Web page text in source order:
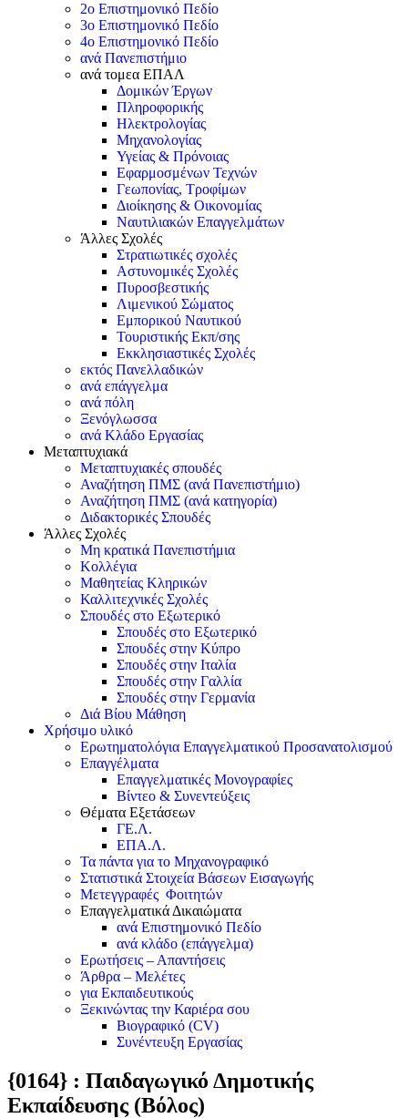
2ο Επιστημονικό Πεδίο
3ο Επιστημονικό Πεδίο
4ο Επιστημονικό Πεδίο
ανά Πανεπιστήμιο
ανά τομεα ΕΠΑΛ
Δομικών Έργων
Πληροφορικής
Ηλεκτρολογίας
Μηχανολογίας
Υγείας & Πρόνοιας
Εφαρμοσμένων Τεχνών
Γεωπονίας, Τροφίμων
Διοίκησης & Οικονομίας
Ναυτιλιακών Επαγγελμάτων
Άλλες Σχολές
Στρατιωτικές σχολές
Αστυνομικές Σχολές
Πυροσβεστικής
Λιμενικού Σώματος
Εμπορικού Ναυτικού
Τουριστικής Εκπ/σης
Εκκλησιαστικές Σχολές
εκτός Πανελλαδικών
ανά επάγγελμα
ανά πόλη
Ξενόγλωσσα
ανά Κλάδο Εργασίας
Μεταπτυχιακά
Μεταπτυχιακές σπουδές
Αναζήτηση ΠΜΣ (ανά Πανεπιστήμιο)
Αναζήτηση ΠΜΣ (ανά κατηγορία)
Διδακτορικές Σπουδές
Άλλες Σχολές
Μη κρατικά Πανεπιστήμια
Κολλέγια
Μαθητείας Κληρικών
Καλλιτεχνικές Σχολές
Σπουδές στο Εξωτερικό
Σπουδές στο Εξωτερικό
Σπουδές στην Κύπρο
Σπουδές στην Ιταλία
Σπουδές στην Γαλλία
Σπουδές στην Γερμανία
Διά Βίου Μάθηση
Χρήσιμο υλικό
Ερωτηματολόγια Επαγγελματικού Προσανατολισμού
Επαγγέλματα
Επαγγελματικές Μονογραφίες
Βίντεο & Συνεντεύξεις
Θέματα Εξετάσεων
ΓΕ.Λ.
ΕΠΑ.Λ.
Τα πάντα για το Μηχανογραφικό
Στατιστικά Στοιχεία Βάσεων Εισαγωγής
Μετεγγραφές Φοιτητών
Επαγγελματικά Δικαιώματα
ανά Επιστημονικό Πεδίο
ανά κλάδο (επάγγελμα)
Ερωτήσεις – Απαντήσεις
Άρθρα – Μελέτες
για Εκπαιδευτικούς
Ξεκινώντας την Καριέρα σου
Βιογραφικό (CV)
Συνέντευξη Εργασίας
{0164} : Παιδαγωγικό Δημοτικής
Εκπαίδευσης (Βόλος)